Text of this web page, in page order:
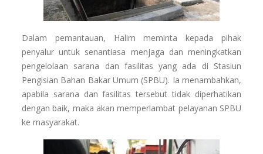
Dalam pemantauan, Halim meminta kepada pihak
penyalur untuk senantiasa menjaga dan meningkatkan
pengelolaan sarana dan fasilitas yang ada di Stasiun
Pengisian Bahan Bakar Umum (SPBU). Ia menambahkan,
apabila sarana dan fasilitas tersebut tidak diperhatikan
dengan baik, maka akan memperlambat pelayanan SPBU
ke masyarakat.